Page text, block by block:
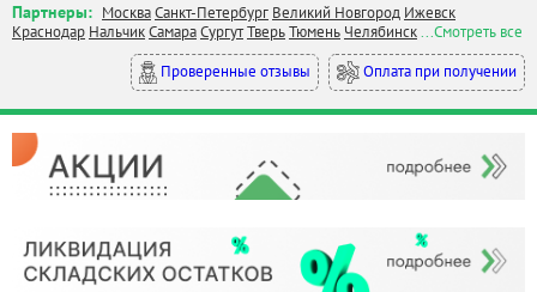
Партнеры: МоскваСанкт-Петербург Великий Новгород Ижевск
Краснодар НальчикСамараСургутТверьТюмень Челябинск...Смотреть все
Проверенные отзывы
Оплата при получении